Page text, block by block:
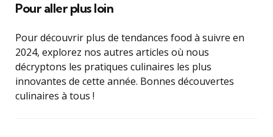
Pour aller plus loin
Pour découvrir plus de tendances food à suivre en
2024, explorez nos autres articles où nous
décryptons les pratiques culinaires les plus
innovantes de cette année. Bonnes découvertes
culinaires à tous !